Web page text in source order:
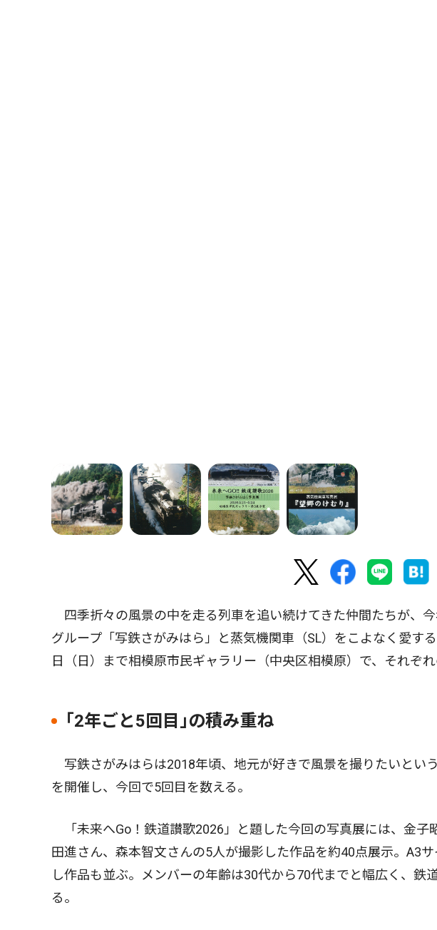
四季折々の風景の中を走る列車を追い続けてきた仲間たちが、
グループ「写鉄さがみはら」と蒸気機関車（SL）をこよなく愛す
日（日）まで相模原市民ギャラリー（中央区相模原）で、それぞ
｢2年ごと5回目｣の積み重ね
写鉄さがみはらは2018年頃、地元が好きで風景を撮りたいとい
を開催し、今回で5回目を数える。
「未来へGo！鉄道讃歌2026」と題した今回の写真展には、金子
田進さん、森本智文さんの5人が撮影した作品を約40点展示。A3
し作品も並ぶ。メンバーの年齢は30代から70代までと幅広く、鉄
る。